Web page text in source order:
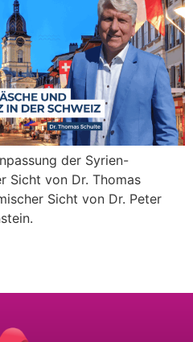
der Syrien-
Sicht von Dr. Thomas
Sicht von Dr. Peter